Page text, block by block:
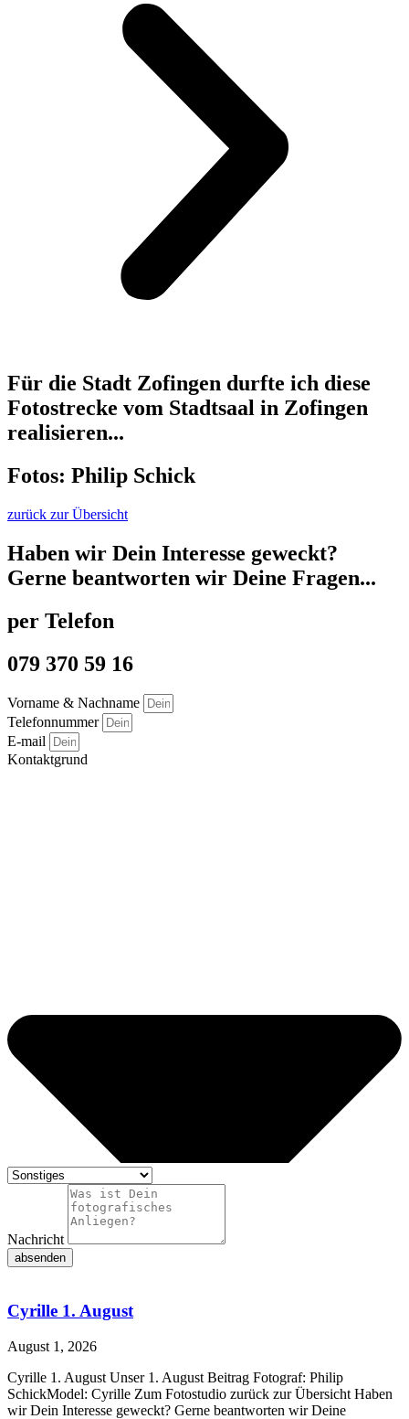
Für die Stadt Zofingen durfte ich diese
Fotostrecke vom Stadtsaal in Zofingen
realisieren...
Fotos: Philip Schick
zurück zur Übersicht
Haben wir Dein Interesse geweckt?
Gerne beantworten wir Deine Fragen...
per Telefon
079 370 59 16
Vorname & Nachname
Telefonnummer
E-mail
Kontaktgrund
Nachricht
absenden
Cyrille 1. August
August 1, 2026
Cyrille 1. August Unser 1. August Beitrag Fotograf: Philip
SchickModel: Cyrille Zum Fotostudio zurück zur Übersicht Haben
wir Dein Interesse geweckt? Gerne beantworten wir Deine